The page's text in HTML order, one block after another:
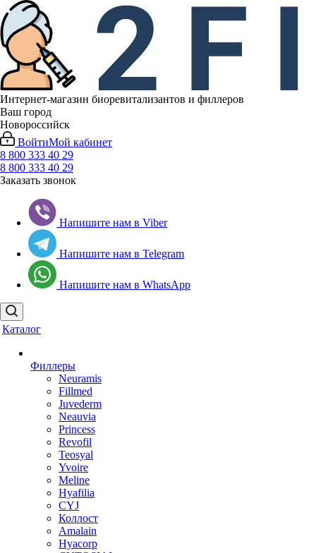
Интернет-магазин биоревитализантов и филлеров
Ваш город
Новороссийск
ВойтиМой кабинет
8 800 333 40 29
8 800 333 40 29
Заказать звонок
Напишите нам в Viber
Напишите нам в Telegram
Напишите нам в WhatsApp
Каталог
Филлеры
Neuramis
Fillmed
Juvederm
Neauvia
Princess
Revofil
Teosyal
Yvoire
Meline
Hyafilia
CYJ
Коллост
Amalain
Hyacorp